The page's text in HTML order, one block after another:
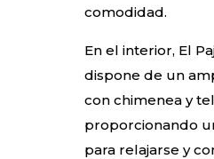
comodidad.
En el interior, El
dispone de un
con chimenea y
proporcionando
para relajarse y